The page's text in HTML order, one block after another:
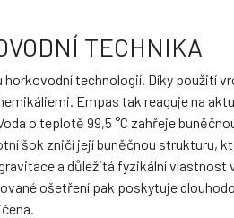
TECHNIKA
technologií. Díky použití
Empas tak reaguje na
o teplotě 99,5 °C zahřeje
šok zničí její buněčnou strukturu,
a důležitá fyzikální vlastnost
ošetření pak poskytuje